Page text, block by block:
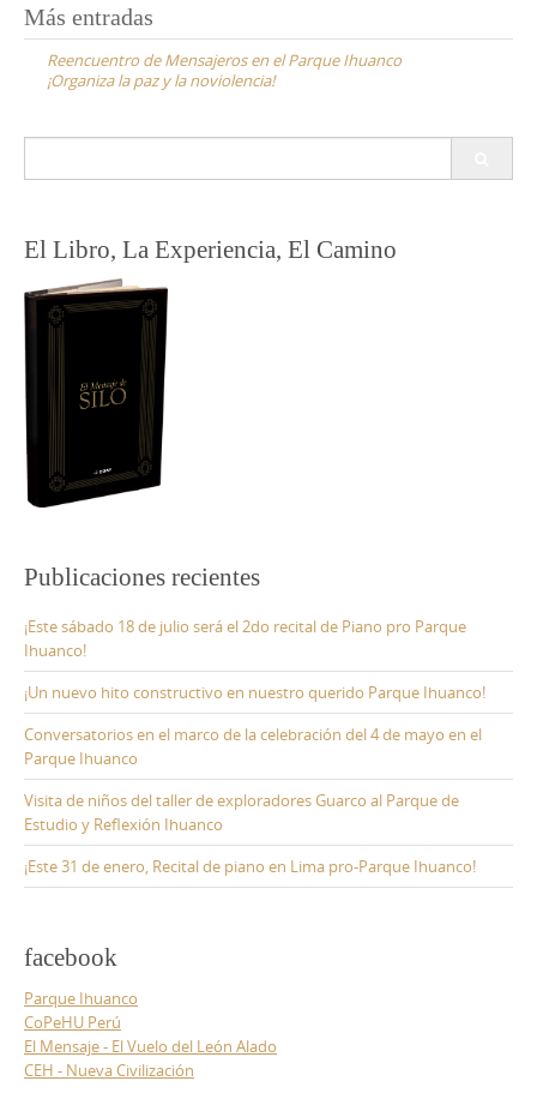
Navegación
de
entradas
Más entradas
Reencuentro de Mensajeros en el Parque Ihuanco
¡Organiza la paz y la noviolencia!
El Libro, La Experiencia, El Camino
Publicaciones recientes
¡Este sábado 18 de julio será el 2do recital de Piano pro Parque
Ihuanco!
¡Un nuevo hito constructivo en nuestro querido Parque Ihuanco!
Conversatorios en el marco de la celebración del 4 de mayo en el
Parque Ihuanco
Visita de niños del taller de exploradores Guarco al Parque de
Estudio y Reflexión Ihuanco
¡Este 31 de enero, Recital de piano en Lima pro-Parque Ihuanco!
facebook
Parque Ihuanco
CoPeHU Perú
El Mensaje - El Vuelo del León Alado
CEH - Nueva Civilización